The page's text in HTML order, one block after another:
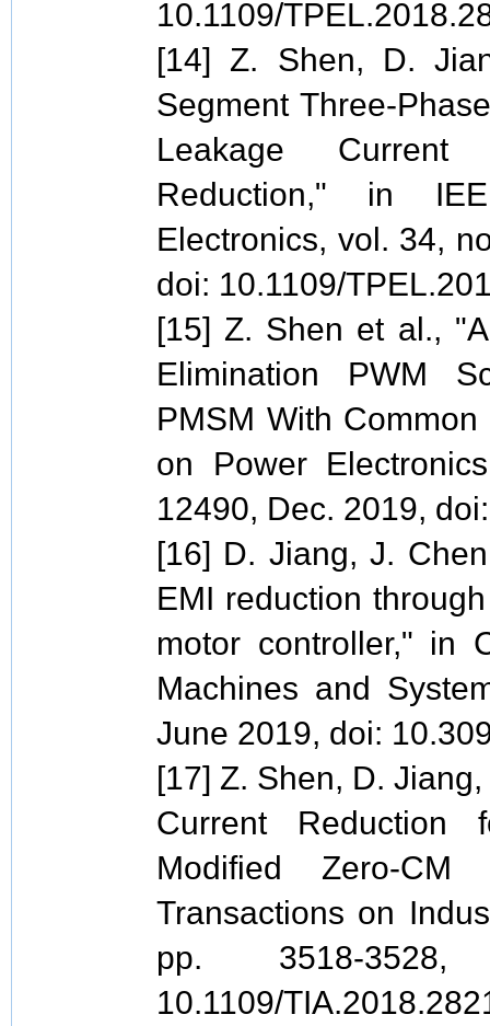
10.1109/
[14] Z. Shen, D.
Segment Three-
Leakage Current
Reduction," in
Electronics, vol. 34,
doi: 10.1109/
[15] Z. Shen et al.,
Elimination PWM
PMSM With
on Power
12490, Dec. 2019,
[16] D. Jiang, J.
EMI reduction
motor controller," in
Machines and
June 2019, doi:
[17] Z. Shen, D.
Current Reduction
Modified Zero-
Transactions on
pp. 3518-
10.1109/